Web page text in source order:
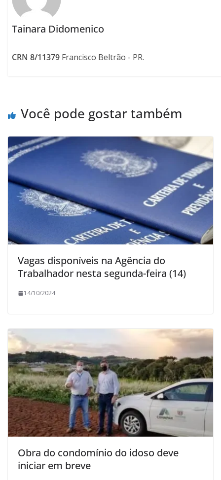
Tainara Didomenico
CRN 8/11379 Francisco Beltrão - PR.
Você pode gostar também
Vagas disponíveis na Agência do
Trabalhador nesta segunda-feira (14)
14/10/2024
Obra do condomínio do idoso deve
iniciar em breve